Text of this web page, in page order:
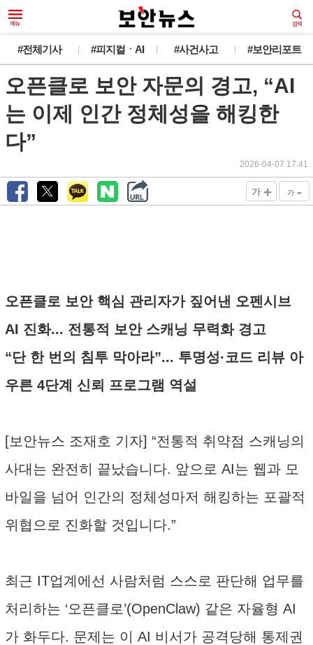
#전체기사 #피지컬ㆍAI #사건사고 #보안리포트
오픈클로 보안 자문의 경고, “AI
는 이제 인간 정체성을 해킹한
다”
2026-04-07 17:41
가 + 가 -
오픈클로 보안 핵심 관리자가 짚어낸 오펜시브
AI 진화... 전통적 보안 스캐닝 무력화 경고
“단 한 번의 침투 막아라”... 투명성·코드 리뷰 아
우른 4단계 신뢰 프로그램 역설
[보안뉴스 조재호 기자] “전통적 취약점 스캐닝의
사대는 완전히 끝났습니다. 앞으로 AI는 웹과 모
바일을 넘어 인간의 정체성마저 해킹하는 포괄적
위협으로 진화할 것입니다.”
최근 IT업계에선 사람처럼 스스로 판단해 업무를
처리하는 ‘오픈클로’(OpenClaw) 같은 자율형 AI
가 화두다. 문제는 이 AI 비서가 공격당해 통제권